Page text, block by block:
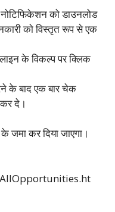
को डाउनलोड
को विस्तृत रूप से एक
के विकल्प पर क्लिक
के बाद एक बार चेक
दे।
जमा कर दिया जाएगा।